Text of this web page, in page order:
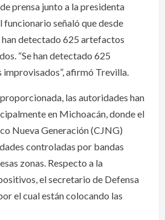
prensa junto a la presidenta
funcionario señaló que desde
detectado 625 artefactos
“Se han detectado 625
afirmó Trevilla.
las autoridades han
en Michoacán, donde el
Nueva Generación (CJNG)
controladas por bandas
zonas. Respecto a la
el secretario de Defensa
el cual están colocando las